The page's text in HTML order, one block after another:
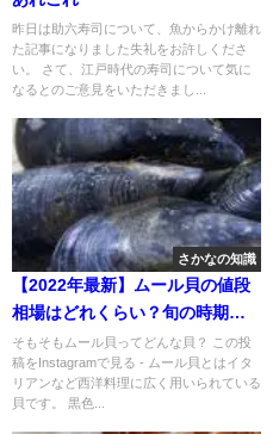
昨日は助六寿司について、魚からかけ離れ
た記事になりました失礼をお許しくださ
い。 さて、江戸時代の寿司について気に
なるとのご意見をいただきまし...
さかなの知識
【2022年最新】ムール貝の値段
相場はどれくらい？旬の時期・
人気の調理方法もご紹介
そもそもムール貝ってどんな貝？ この投
稿をInstagramで見る - ムール貝とはイタ
リアンなど西洋料理に広く用いられている
貝です。 黒色...